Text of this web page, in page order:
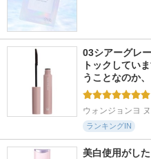
03シアーグレ
トックしてい
うことなのか
ウォンジョンヨ
ランキングIN
美白使用がし